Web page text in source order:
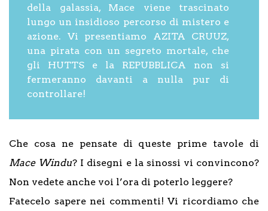
della galassia, Mace viene trascinato
lungo un insidioso percorso di mistero e
azione. Vi presentiamo AZITA CRUUZ,
una pirata con un segreto mortale, che
gli HUTTS e la REPUBBLICA non si
fermeranno davanti a nulla pur di
controllare!
Che cosa ne pensate di queste prime tavole di
Mace Windu? I disegni e la sinossi vi convincono?
Non vedete anche voi l’ora di poterlo leggere?
Fatecelo sapere nei commenti! Vi ricordiamo che